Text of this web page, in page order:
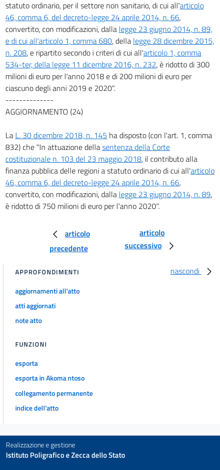
statuto ordinario, per il settore non sanitario, di cui all'articolo
46, comma 6, del decreto-legge 24 aprile 2014, n. 66,
convertito, con modificazioni, dalla legge 23 giugno 2014, n. 89,
e di cui all'articolo 1, comma 680, della legge 28 dicembre 2015,
n. 208, e ripartito secondo i criteri di cui all'articolo 1, comma
534-ter, della legge 11 dicembre 2016, n. 232, è ridotto di 300
milioni di euro per l'anno 2018 e di 200 milioni di euro per
ciascuno degli anni 2019 e 2020".
--------------
AGGIORNAMENTO (24)
La L. 30 dicembre 2018, n. 145 ha disposto (con l'art. 1, comma
832) che "In attuazione dellasentenza della Corte
costituzionale n. 103 del 23 maggio 2018, il contributo alla
finanza pubblica delle regioni a statuto ordinario di cui all'articolo
46, comma 6, del decreto-legge 24 aprile 2014, n. 66,
convertito, con modificazioni, dalla legge 23 giugno 2014, n. 89,
è ridotto di 750 milioni di euro per l'anno 2020".
articolo
precedente
articolo
successivo
nascondi
APPROFONDIMENTI
aggiornamenti all'atto
atti aggiornati
note atto
FUNZIONI
esporta
esporta in Akoma ntoso
collegamento permanente
indice dell'atto
Realizzazione e gestione
Istituto Poligrafico e Zecca dello Stato